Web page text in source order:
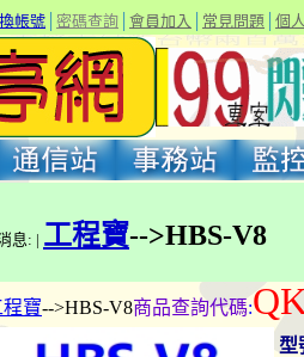
帳號 密碼查詢 會員加入 常見問題 個
息: | 工程寶-->HBS-V8
程寶-->HBS-V8商品查詢代碼:
型